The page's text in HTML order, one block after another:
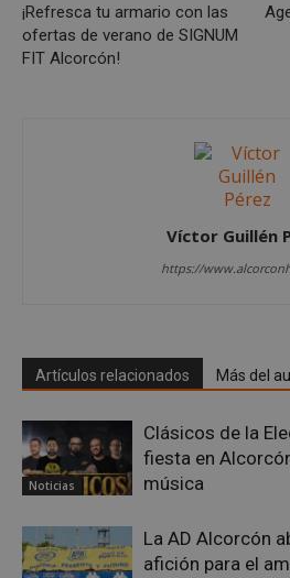
¡Refresca tu armario con las
ofertas de verano de SIGNUM
FIT Alcorcón!
Víctor Guillén
https://
Artículos relacionados Más del
Noticias
Clásicos de la
fiesta en
música
La AD Alcorcón
afición para el
sp_landing
VISITOR_PRIVACY_METADATA